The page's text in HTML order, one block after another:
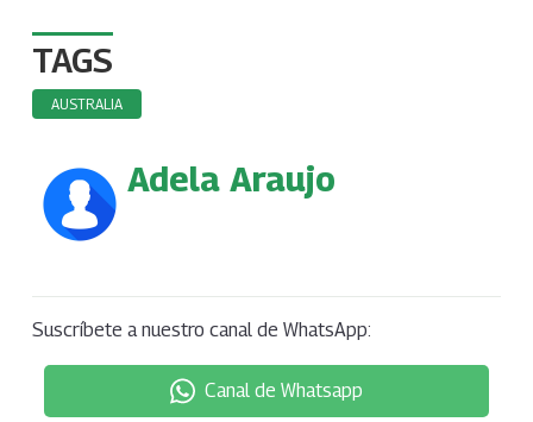
TAGS
AUSTRALIA
Adela Araujo
Suscríbete a nuestro canal de WhatsApp:
Canal de Whatsapp